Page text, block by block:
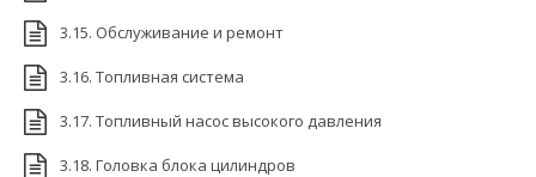
3.15. Обслуживание и ремонт
3.16. Топливная система
3.17. Топливный насос высокого давления
3.18. Головка блока цилиндров